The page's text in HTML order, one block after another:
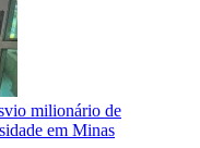
milionário de
em Minas